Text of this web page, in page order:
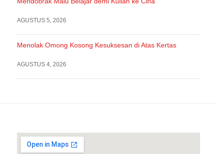
AGUSTUS 5, 2026
Menolak Omong Kosong Kesuksesan di Atas Kertas
AGUSTUS 4, 2026